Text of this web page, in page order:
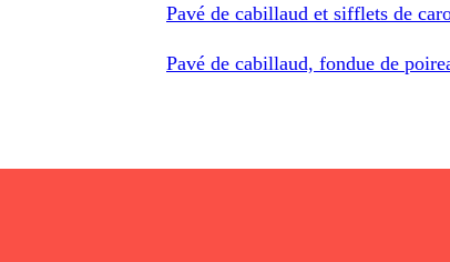
Pavé de cabillaud et sifflets de
Pavé de cabillaud, fondue de